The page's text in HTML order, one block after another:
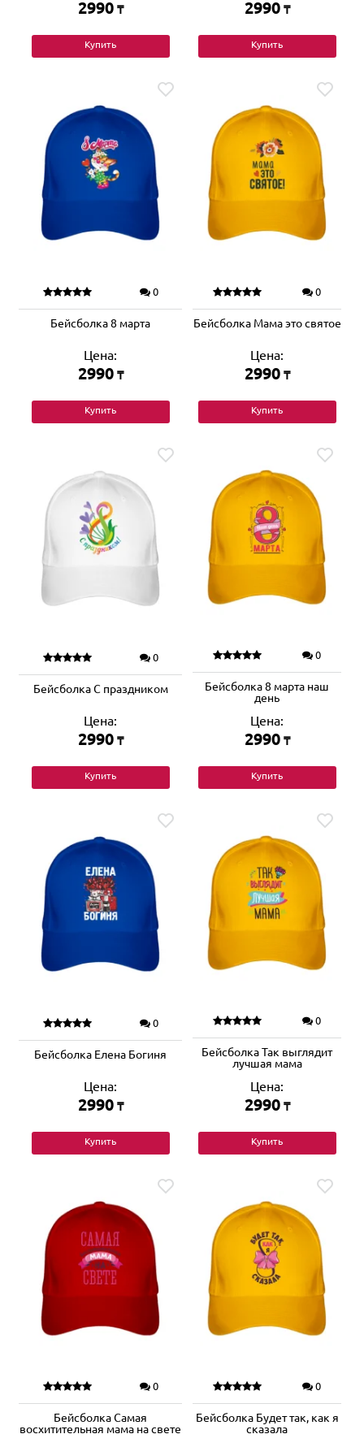
2990 ₸
Купить
2990 ₸
Купить
0
Бейсболка 8 марта
Цена:
2990 ₸
Купить
0
Бейсболка Мама это святое
Цена:
2990 ₸
Купить
0
Бейсболка С праздником
Цена:
2990 ₸
Купить
0
Бейсболка 8 марта наш
день
Цена:
2990 ₸
Купить
0
Бейсболка Елена Богиня
Цена:
2990 ₸
Купить
0
Бейсболка Так выглядит
лучшая мама
Цена:
2990 ₸
Купить
0
Бейсболка Самая
восхитительная мама на свете
0
Бейсболка Будет так, как я
сказала